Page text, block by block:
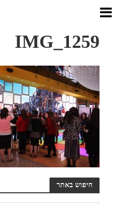
IMG_1259
חיפוש באתר